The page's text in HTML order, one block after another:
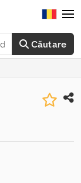
Căutare